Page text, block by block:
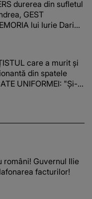
durerea din sufletul
GEST
lui Iurie Darie:
care a murit și
din spatele
UNIFORMEI: "Și-a
români! Guvernul Ilie
facturilor!